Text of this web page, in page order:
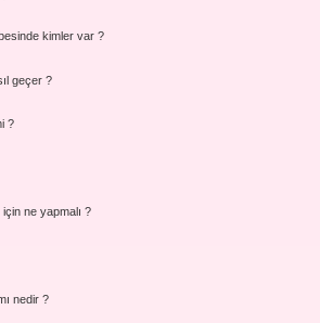
kimler var ?
geçer ?
?
ne yapmalı ?
nedir ?